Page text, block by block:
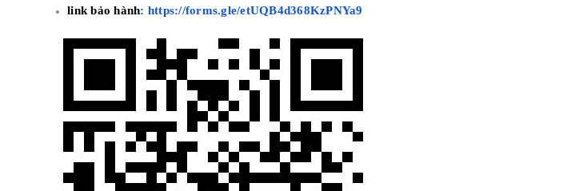
link bảo hành: https://forms.gle/etUQB4d368KzPNYa9